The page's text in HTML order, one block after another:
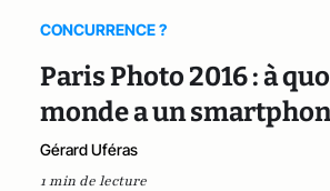
CONCURRENCE ?
Paris Photo 2016 : à
monde a un
Gérard Uféras
1 min de lecture